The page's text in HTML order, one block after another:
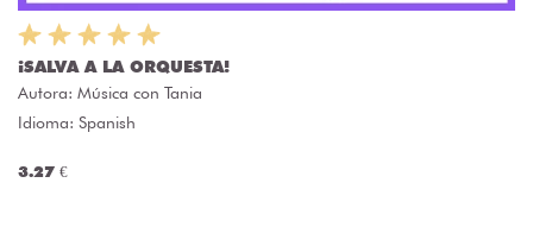
¡SALVA A LA ORQUESTA!
Autora: Música con Tania
Idioma: Spanish
3.27 €